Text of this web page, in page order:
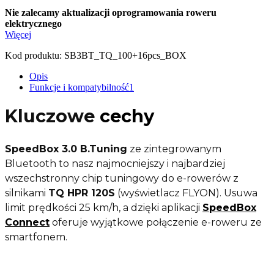
Nie zalecamy aktualizacji oprogramowania roweru
elektrycznego
Więcej
Kod produktu: SB3BT_TQ_100+16pcs_BOX
Opis
Funkcje i kompatybilność1
Kluczowe cechy
SpeedBox 3.0 B.Tuning ze zintegrowanym
Bluetooth to nasz najmocniejszy i najbardziej
wszechstronny chip tuningowy do e-rowerów z
silnikami TQ HPR 120S (wyświetlacz FLYON). Usuwa
limit prędkości 25 km/h, a dzięki aplikacji SpeedBox
Connect oferuje wyjątkowe połączenie e-roweru ze
smartfonem.